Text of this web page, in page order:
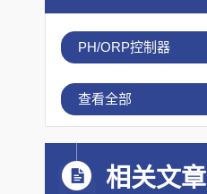
PH/ORP控制器
查看全部
相关文章